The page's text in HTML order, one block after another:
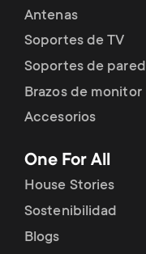
Antenas
Soportes de TV
Soportes de pared
Brazos de monitor
Accesorios
One For All
House Stories
Sostenibilidad
Blogs